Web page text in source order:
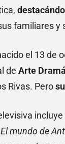
familiares y
el 13 de
de Arte
Rivas. Pero
El mundo de